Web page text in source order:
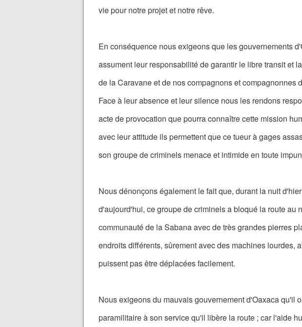
vie pour notre projet et notre rêve.
En conséquence nous exigeons que les gouvernements
assument leur responsabilité de garantir le libre transit et
de la Caravane et de nos compagnons et compagnonnes
Face à leur absence et leur silence nous les rendons
acte de provocation que pourra connaître cette mission
avec leur attitude ils permettent que ce tueur à gages
son groupe de criminels menace et intimide en toute
Nous dénonçons également le fait que, durant la nuit
d'aujourd'hui, ce groupe de criminels a bloqué la route au
communauté de la Sabana avec de très grandes pierres
endroits différents, sûrement avec des machines lourdes,
puissent pas être déplacées facilement.
Nous exigeons du mauvais gouvernement d'Oaxaca qu'il
paramilitaire à son service qu'il libère la route ; car l'aide